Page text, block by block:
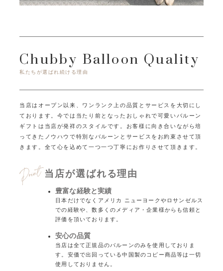
Chubby Balloon Quality
私たちが選ばれ続ける理由
当店はオープン以来、ワンランク上の品質とサービスを大切にし
ております。 今では当たり前となったおしゃれで可愛いバルーン
ギフトは当店が発祥のスタイルです。
お客様に向き合いながら培
ってきたノウハウで特別なバルーンとサービスをお約束させて頂
きます。 全て心を込めて一つ一つ丁寧にお作りさせて頂きます。
当店が選ばれる理由
豊富な経験と実績
日本だけでなくアメリカ ニューヨークやロサンゼルス
での経験や、数多くのメディア・企業様からも信頼と
評価を頂いております。
安心の品質
当店は全て正規品のバルーンのみを使用しておりま
す。安価で出回っている中国製のコピー商品等は一切
使用しておりません。